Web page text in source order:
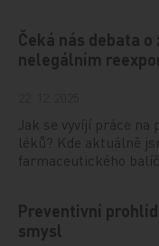
Čeká nás debata
nelegálním
Jak se vyvíjí práce
léků? Kde aktuálně
farmaceutického
Preventivní
smysl